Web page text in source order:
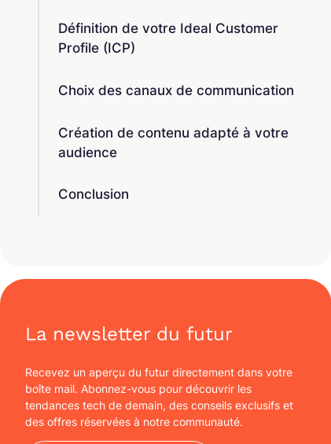
Définition de votre Ideal Customer
Profile (ICP)
Choix des canaux de communication
Création de contenu adapté à votre
audience
Conclusion
La newsletter du futur
Recevez un aperçu du futur directement dans votre
boîte mail. Abonnez-vous pour découvrir les
tendances tech de demain, des conseils exclusifs et
des offres réservées à notre communauté.